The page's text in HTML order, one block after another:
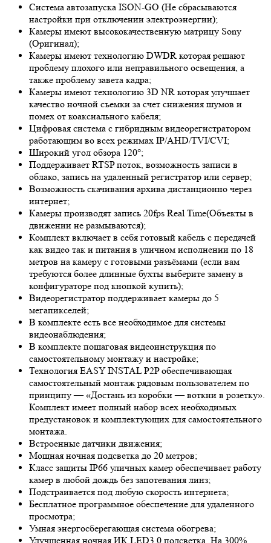
Система автозапуска ISON-GO (Не сбрасываются
настройки при отключении электроэнергии);
Камеры имеют высококачественную матрицу Sony
(Оригинал);
Камеры имеют технологию DWDR которая решают
проблему плохого или неправильного освещения, а
также проблему завета кадра;
Камеры имеют технологию 3D NR которая улучшает
качество ночной съемки за счет снижения шумов и
помех от коаксиального кабеля;
Цифровая система с гибридным видеорегистратором
работающим во всех режимах IP/AHD/TVI/CVI;
Широкий угол обзора 120°;
Поддерживает RTSP поток, возможность записи в
облако, запись на удаленный регистратор или сервер;
Возможность скачивания архива дистанционно через
интернет;
Камеры производят запись 20fps Real Time(Объекты в
движении не размываются);
Комплект включает в себя готовый кабель с передачей
как видео так и питания в уличном исполнении по 18
метров на камеру с готовыми разъёмами (если вам
требуются более длинные бухты выберите замену в
конфигураторе под кнопкой купить);
Видеорегистратор поддерживает камеры до 5
мегапикселей;
В комплекте есть все необходимое для системы
видеонаблюдения;
В комплекте пошаговая видеоинструкция по
самостоятельному монтажу и настройке;
Технология EASY INSTAL P2P обеспечивающая
самостоятельный монтаж рядовым пользователем по
принципу — «Достань из коробки — воткни в розетку».
Комплект имеет полный набор всех необходимых
предустановок и комплектующих для самостоятельного
монтажа.
Встроенные датчики движения;
Мощная ночная подсветка до 20 метров;
Класс защиты IP66 уличных камер обеспечивает работу
камер в любой дождь без запотевания линз;
Подстраивается под любую скорость интернета;
Бесплатное программное обеспечение для удаленного
просмотра;
Умная энергосберегающая система обогрева;
Улучшенная ночная ИК LED3.0 подсветка. На 300%